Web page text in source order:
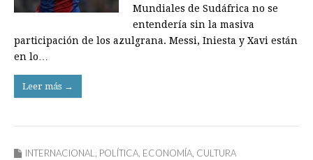
Mundiales de Sudáfrica no se
entendería sin la masiva
participación de los azulgrana. Messi, Iniesta y Xavi están
en lo…
Leer más →
INTERNACIONAL, POLÍTICA, ECONOMÍA, CULTURA